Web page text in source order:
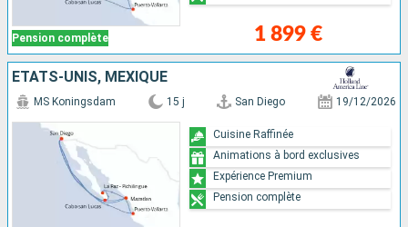
Pension complète 1 899 €
ÉTATS-UNIS, MEXIQUE
MS Koningsdam 15 j San Diego 19/12/2026
Cuisine Raffinée
Animations à bord exclusives
Expérience Premium
Pension complète